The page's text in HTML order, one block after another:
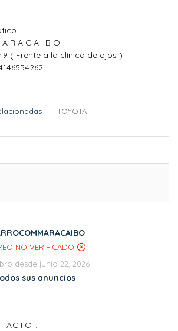
R A C A I B O
9 ( Frente a la clínica de ojos )
: TOYOTA
NO VERIFICADO
desde junio 22, 2026
sus anuncios
: